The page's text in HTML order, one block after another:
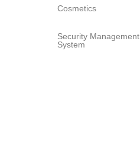
Cosmetics
Security Management
System